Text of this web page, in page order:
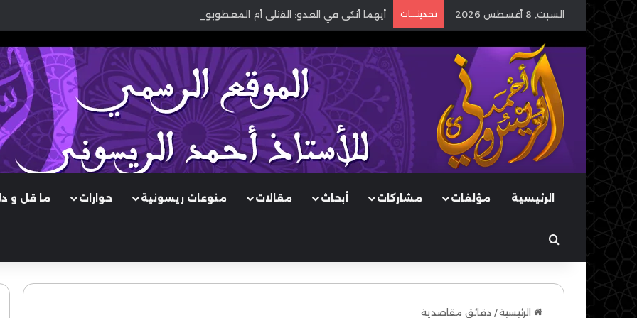
السبت, 8 أغسطس 2026 تحديثـــات أيهما أنكى في العدو: القتلى أم المعطوبون؟
الرئيسية مؤلفات مشاركات أبحاث مقالات منوعات ريسونية حوارات ما قل و
بحث عن
الرئيسية/ دقائق مقاصدية